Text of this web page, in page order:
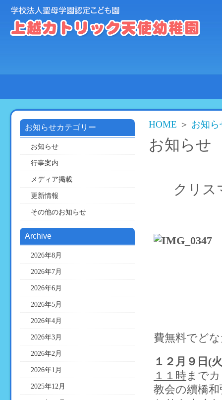
介
子
HOME ＞ お知ら
お知らせ
クリス
費無料でど
１２月９日(
１１時まで
教会の續橋
お知らせカテゴリー
お知らせ
行事案内
メディア掲載
更新情報
その他のお知らせ
Archive
2026年8月
2026年7月
2026年6月
2026年5月
2026年4月
2026年3月
2026年2月
2026年1月
2025年12月